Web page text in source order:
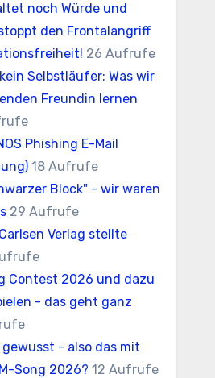
noch Würde und
den Frontalangriff
26 Aufrufe
Selbstläufer: Was wir
Freundin lernen
Phishing E-Mail
18 Aufrufe
Block" - wir waren
29 Aufrufe
Verlag stellte
Contest 2026 und dazu
- das geht ganz
- also das mit
Song 2026? 12 Aufrufe